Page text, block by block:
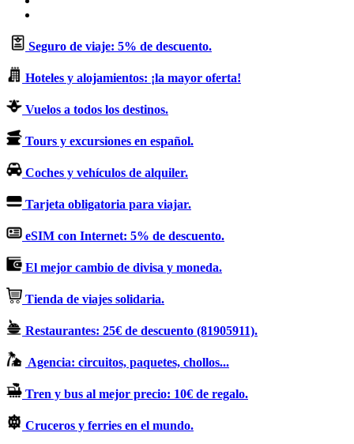
Seguro de viaje: 5% de descuento.
Hoteles y alojamientos: ¡la mayor oferta!
Vuelos a todos los destinos.
Tours y excursiones en español.
Coches y vehículos de alquiler.
Tarjeta obligatoria para viajar.
eSIM con Internet: 5% de descuento.
El mejor cambio de divisa y moneda.
Tienda de viajes solidaria.
Restaurantes: 25€ de descuento (81905911).
Agencia: circuitos, paquetes, chollos...
Tren y bus al mejor precio: 10€ de regalo.
Cruceros y ferries en el mundo.